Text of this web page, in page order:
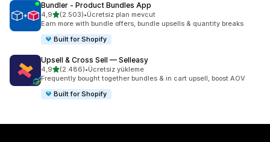
Bundler ‑ Product Bundles App
4,95 yıldız üzerinden
(2.503)
toplam 2503 değerlendirme
•Ücretsiz plan mevcut
Earn more with bundle offers, bundle upsells & quantity breaks
Built for Shopify
Upsell & Cross Sell — Selleasy
4,95 yıldız üzerinden
(2.486)
toplam 2486 değerlendirme
•Ücretsiz yükleme
Frequently bought together bundles & in cart upsell, boost AOV
Built for Shopify